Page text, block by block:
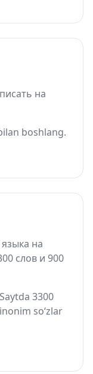
на
boshlang.
на
слов и 900
3300
so‘zlar